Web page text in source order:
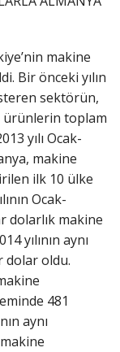
makine
Bir önceki yılın
sektörün,
ürünlerin toplam
yılı Ocak-
makine
ilk 10 ülke
Ocak-
dolarlık makine
yılının aynı
dolar oldu.
481
aynı